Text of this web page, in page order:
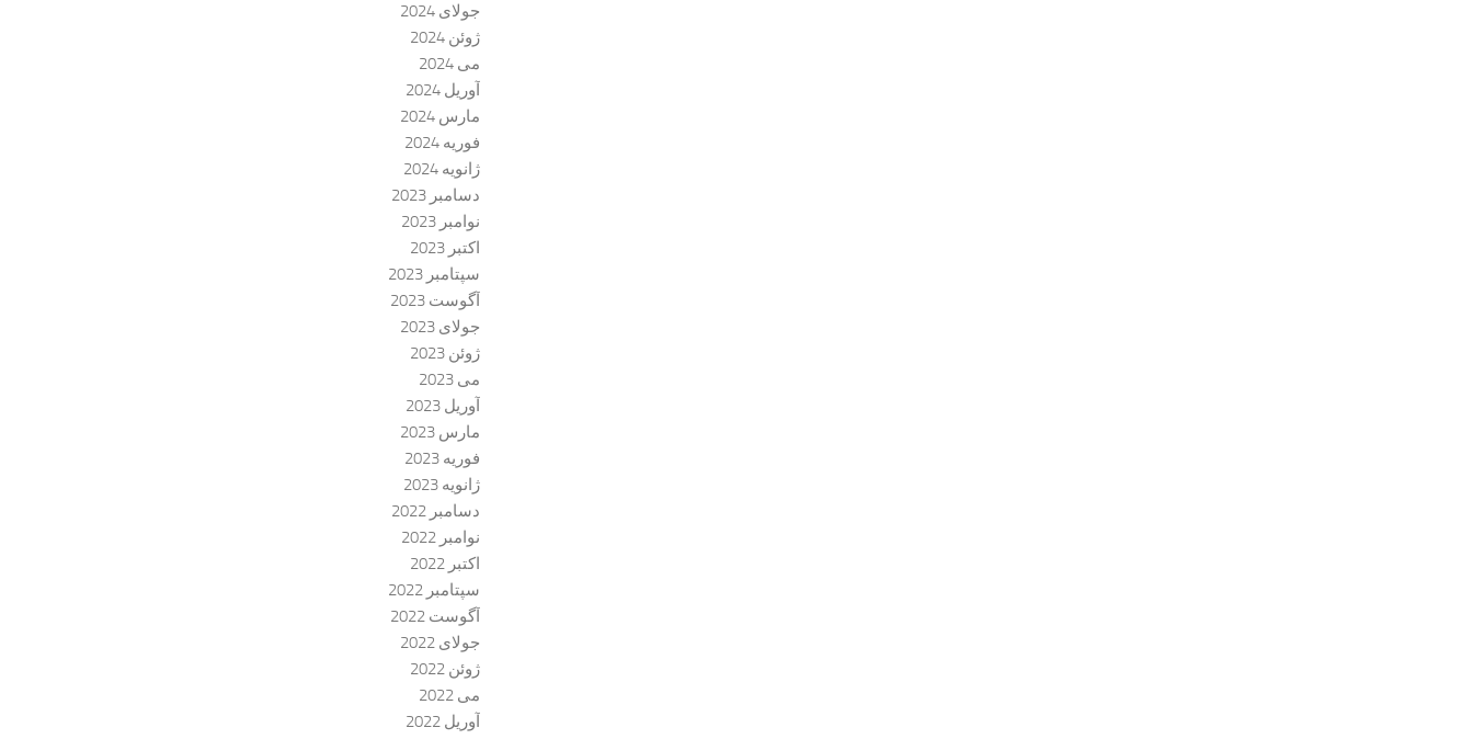
جولای 2024
ژوئن 2024
می 2024
آوریل 2024
مارس 2024
فوریه 2024
ژانویه 2024
دسامبر 2023
نوامبر 2023
اکتبر 2023
سپتامبر 2023
آگوست 2023
جولای 2023
ژوئن 2023
می 2023
آوریل 2023
مارس 2023
فوریه 2023
ژانویه 2023
دسامبر 2022
نوامبر 2022
اکتبر 2022
سپتامبر 2022
آگوست 2022
جولای 2022
ژوئن 2022
می 2022
آوریل 2022